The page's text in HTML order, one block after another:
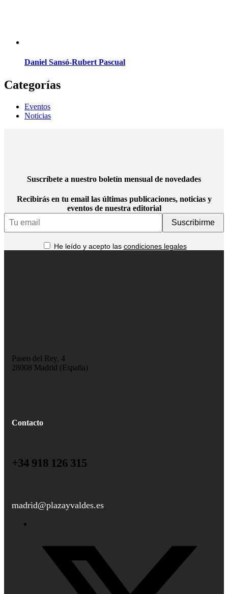
Daniel Sansó-Rubert Pascual
Categorías
Eventos
Noticias
Suscríbete a nuestro boletín mensual de novedades
Recibirás en tu email las últimas publicaciones, noticias y
eventos de nuestra editorial
Email
He leído y acepto las condiciones legales
Paseo del Rey, 4
28008 Madrid (España)
Contacto
+34 918 126 315
madrid@plazayvaldes.es